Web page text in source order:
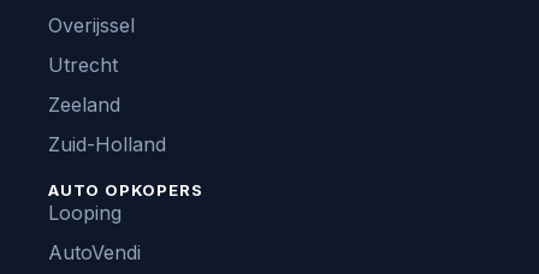
Overijssel
Utrecht
Zeeland
Zuid-Holland
AUTO OPKOPERS
Looping
AutoVendi